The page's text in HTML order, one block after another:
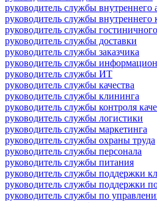
руководитель службы внутреннего
руководитель службы внутреннего
руководитель службы гостиничного
руководитель службы доставки
руководитель службы заказчика
руководитель службы
руководитель службы ИТ
руководитель службы качества
руководитель службы клининга
руководитель службы контроля
руководитель службы логистики
руководитель службы маркетинга
руководитель службы охраны труда
руководитель службы персонала
руководитель службы питания
руководитель службы поддержки
руководитель службы поддержки
руководитель службы по